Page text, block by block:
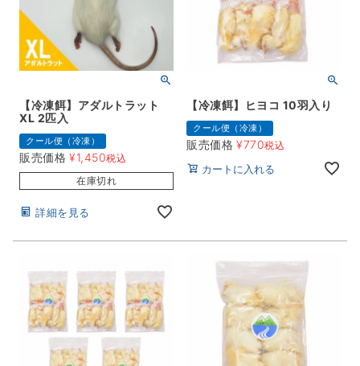
【冷凍餌】アダルトラット
XL 2匹入
クール便（冷凍）
販売価格 ¥1,450税込
在庫切れ
詳細を見る
【冷凍餌】ヒヨコ 10羽入り
クール便（冷凍）
販売価格 ¥770税込
カートに入れる